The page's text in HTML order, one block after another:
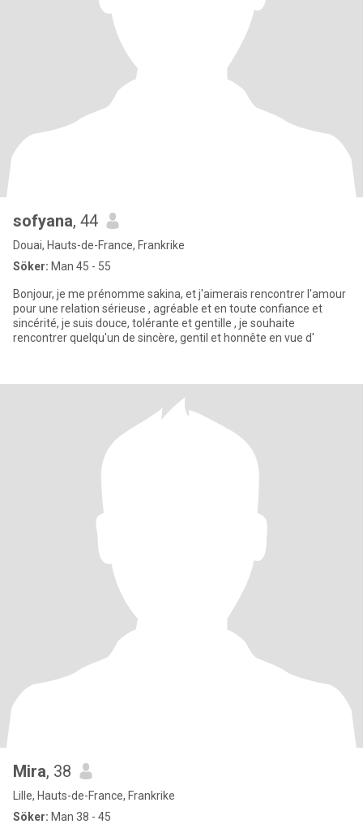
sofyana, 44
Douai, Hauts-de-France, Frankrike
Söker: Man 45 - 55
Bonjour, je me prénomme sakina, et j'aimerais rencontrer l'amour
pour une relation sérieuse , agréable et en toute confiance et
sincérité, je suis douce, tolérante et gentille , je souhaite
rencontrer quelqu'un de sincère, gentil et honnête en vue d'
Mira, 38
Lille, Hauts-de-France, Frankrike
Söker: Man 38 - 45